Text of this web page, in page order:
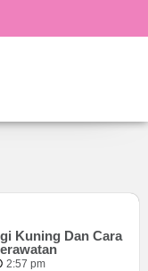
Kuning Dan Cara
2:57 pm